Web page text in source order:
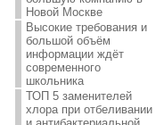
Новой Москве
Высокие требования и
большой объём
информации ждёт
современного
школьника
ТОП 5 заменителей
хлора при отбеливании